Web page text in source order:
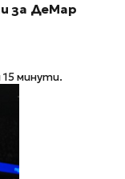
за ДеМар
минути.